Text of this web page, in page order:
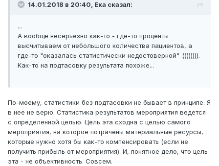
14.01.2018 в 20:40, Ека сказал:
...
А вообще несерьезно как-то - где-то проценты
высчитываем от небольшого количества пациентов, а
где-то "оказалась статистически недостоверной" :)))))))).
Как-то на подтасовку результата похоже...
По-моему, статистики без подтасовки не бывает в принципе. Я
в нее не верю. Статистика результатов мероприятия ведется
с определенной целью. Цель эта сходна с целью самого
мероприятия, на которое потрачены материальные ресурсы,
которые нужно хотя бы как-то компенсировать (если не
получить прибыль от мероприятия). И, понятное дело, что цель
эта - не объективность. Совсем.